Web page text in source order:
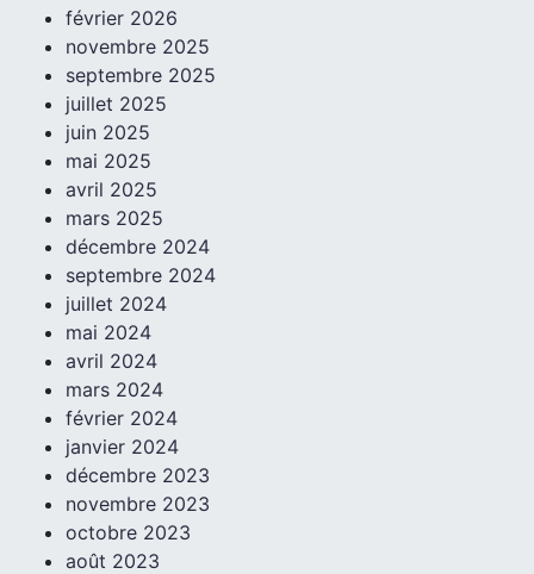
février 2026
novembre 2025
septembre 2025
juillet 2025
juin 2025
mai 2025
avril 2025
mars 2025
décembre 2024
septembre 2024
juillet 2024
mai 2024
avril 2024
mars 2024
février 2024
janvier 2024
décembre 2023
novembre 2023
octobre 2023
août 2023